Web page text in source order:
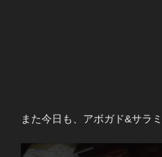
また今日も、アボガド&サラミ